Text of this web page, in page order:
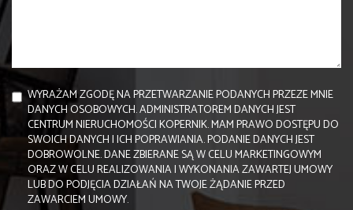
WYRAŻAM ZGODĘ NA PRZETWARZANIE PODANYCH PRZEZE MNIE
DANYCH OSOBOWYCH. ADMINISTRATOREM DANYCH JEST
CENTRUM NIERUCHOMOŚCI KOPERNIK. MAM PRAWO DOSTĘPU DO
SWOICH DANYCH I ICH POPRAWIANIA. PODANIE DANYCH JEST
DOBROWOLNE. DANE ZBIERANE SĄ W CELU MARKETINGOWYM
ORAZ W CELU REALIZOWANIA I WYKONANIA ZAWARTEJ UMOWY
LUB DO PODJĘCIA DZIAŁAŃ NA TWOJE ŻĄDANIE PRZED
ZAWARCIEM UMOWY.